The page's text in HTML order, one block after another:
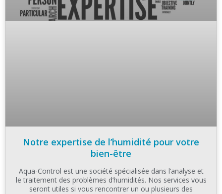
Notre expertise de l’humidité pour votre
bien-être
Aqua-Control est une société spécialisée dans l’analyse et
le traitement des problèmes d’humidités. Nos services vous
seront utiles si vous rencontrer un ou plusieurs des